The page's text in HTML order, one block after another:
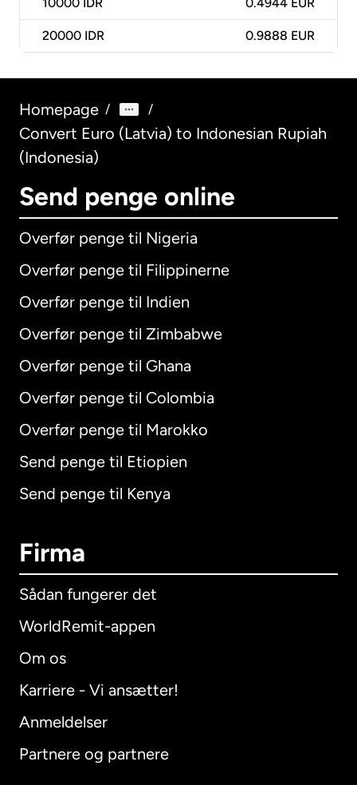
10000 IDR 0.4944 EUR
20000 IDR 0.9888 EUR
Homepage / /
Convert Euro (Latvia) to Indonesian Rupiah
(Indonesia)
Send penge online
Overfør penge til Nigeria
Overfør penge til Filippinerne
Overfør penge til Indien
Overfør penge til Zimbabwe
Overfør penge til Ghana
Overfør penge til Colombia
Overfør penge til Marokko
Send penge til Etiopien
Send penge til Kenya
Firma
Sådan fungerer det
WorldRemit-appen
Om os
Karriere - Vi ansætter!
Anmeldelser
Partnere og partnere